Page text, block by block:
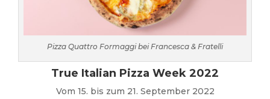
Pizza Quattro Formaggi bei Francesca & Fratelli
True Italian Pizza Week 2022
Vom 15. bis zum 21. September 2022